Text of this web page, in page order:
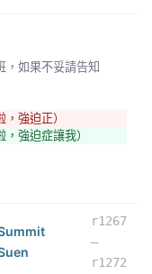
強迫正）
強迫症讓我）
r1267
–
r1272